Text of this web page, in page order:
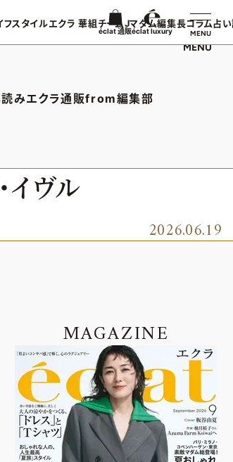
MENU
ルド遙華の12星座占い
みエクラ通販
エクラプレミアムNEWS
通販ランキング
エクラプレミアム通販
from編集部
インフォメーション
ア
TOP
アTOPICS
のお悩み
フスタイル
車・家電
カルチャー
エクラ 華組
エクラ 華組メンバー一覧
チームJマダム
チームJマダムメンバー一
編集長コラム占い
éclat 通販éclat luxury MENU
イヴル
2026.06.19
MAGAZINE